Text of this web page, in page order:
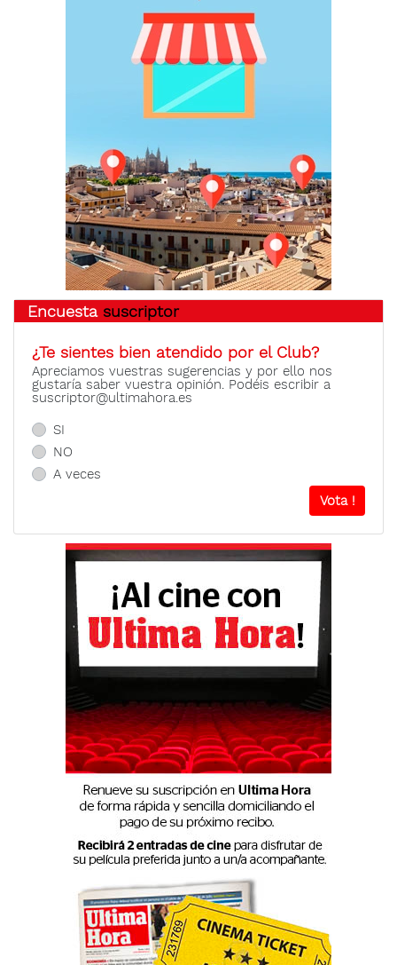
Encuesta suscriptor
¿Te sientes bien atendido por el Club?
Apreciamos vuestras sugerencias y por ello nos
gustaría saber vuestra opinión. Podéis escribir a
suscriptor@ultimahora.es
SI
NO
A veces